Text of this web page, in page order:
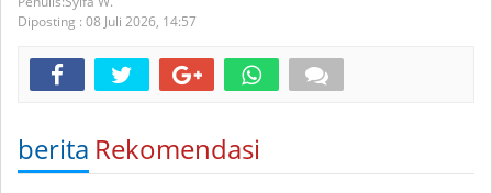
Diposting : 08 Juli 2026, 14:57
berita Rekomendasi